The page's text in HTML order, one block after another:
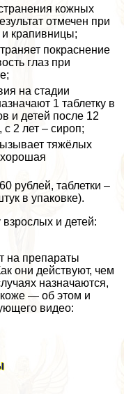
кожных
отмечен при
крапивницы;
покраснение
глаз при
на стадии
1 таблетку в
и детей после 12
с 2 лет – сироп;
тяжёлых
рублей, таблетки –
в упаковке).
и детей:
на препараты
они действуют, чем
назначаются,
коже — об этом и
видео: